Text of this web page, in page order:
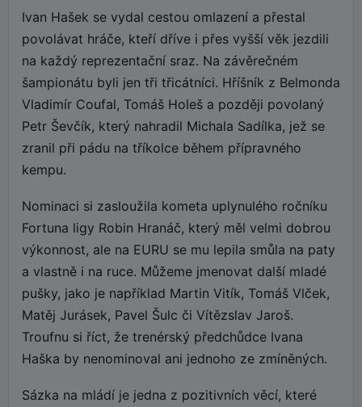
Ivan Hašek se vydal cestou omlazení a přestal
povolávat hráče, kteří dříve i přes vyšší věk jezdili
na každý reprezentační sraz. Na závěrečném
šampionátu byli jen tři třicátníci. Hříšník z Belmonda
Vladimír Coufal, Tomáš Holeš a později povolaný
Petr Ševčík, který nahradil Michala Sadílka, jež se
zranil při pádu na tříkolce během přípravného
kempu.
Nominaci si zasloužila kometa uplynulého ročníku
Fortuna ligy Robin Hranáč, který měl velmi dobrou
výkonnost, ale na EURU se mu lepila smůla na paty
a vlastně i na ruce. Můžeme jmenovat další mladé
pušky, jako je například Martin Vitík, Tomáš Vlček,
Matěj Jurásek, Pavel Šulc či Vítězslav Jaroš.
Troufnu si říct, že trenérský předchůdce Ivana
Haška by nenominoval ani jednoho ze zmíněných.
Sázka na mládí je jedna z pozitivních věcí, které